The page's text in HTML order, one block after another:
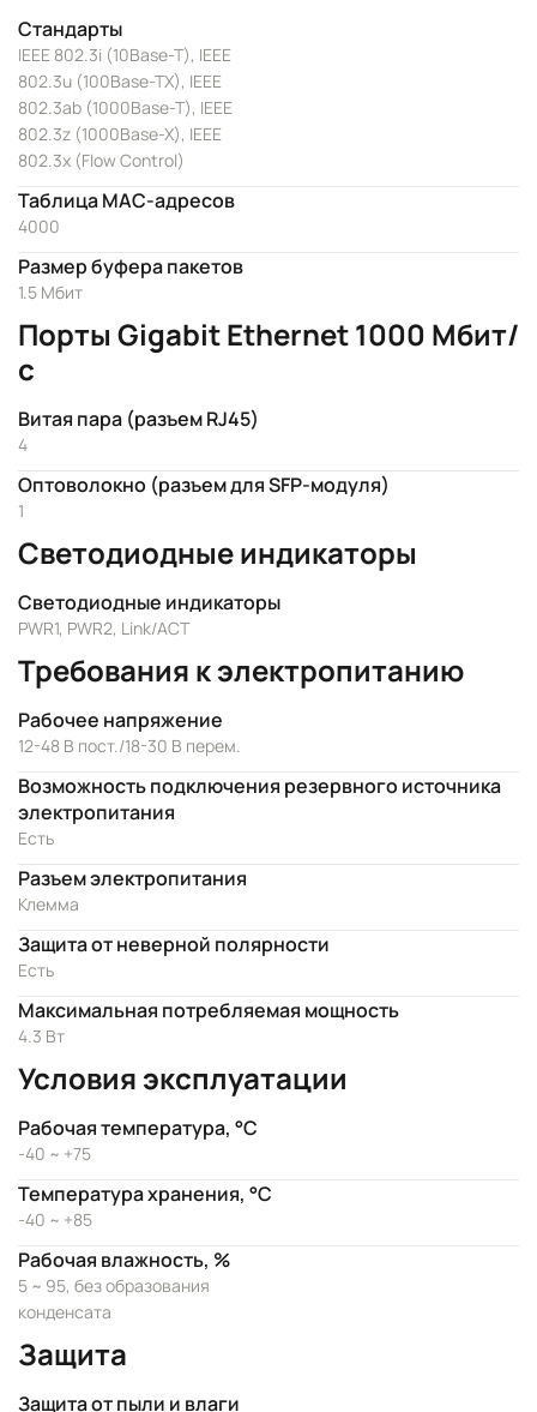
Стандарты
IEEE 802.3i (10Base-T), IEEE
802.3u (100Base-TX), IEEE
802.3ab (1000Base-T), IEEE
802.3z (1000Base-X), IEEE
802.3x (Flow Control)
Таблица MAC-адресов
4000
Размер буфера пакетов
1.5 Мбит
Порты Gigabit Ethernet 1000 Мбит/
с
Витая пара (разъем RJ45)
4
Оптоволокно (разъем для SFP-модуля)
1
Светодиодные индикаторы
Светодиодные индикаторы
PWR1, PWR2, Link/ACT
Требования к электропитанию
Рабочее напряжение
12-48 В пост./18-30 В перем.
Возможность подключения резервного источника
электропитания
Есть
Разъем электропитания
Клемма
Защита от неверной полярности
Есть
Максимальная потребляемая мощность
4.3 Вт
Условия эксплуатации
Рабочая температура, °C
-40 ~ +75
Температура хранения, °C
-40 ~ +85
Рабочая влажность, %
5 ~ 95, без образования
конденсата
Защита
Защита от пыли и влаги